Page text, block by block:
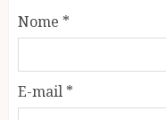
Nome *
E-mail *